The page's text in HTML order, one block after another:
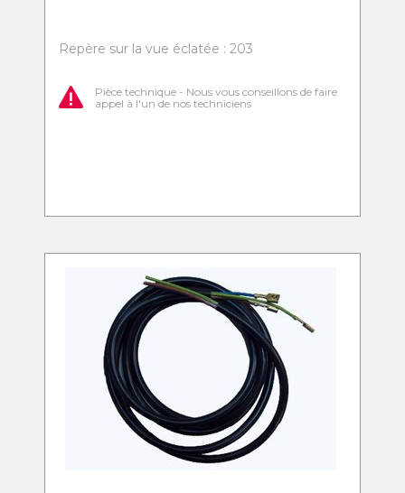
Repère sur la vue éclatée : 203
Pièce technique - Nous vous conseillons de faire
appel à l'un de nos techniciens